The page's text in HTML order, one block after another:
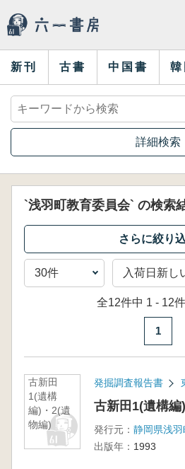
新刊 古書 中国書 韓
詳細検索
`浅羽町教育委員会` の検索
全12件中 1 - 12
1
古新田
1(遺構
編)・2(遺
物編)
発掘調査報告書
古新田1(遺構編
発行元： 静岡県浅
出版年： 1993